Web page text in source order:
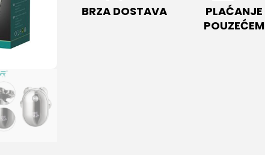
Brijanje
BRZA DOSTAVA
PLAĆANJE
POUZEĆEM